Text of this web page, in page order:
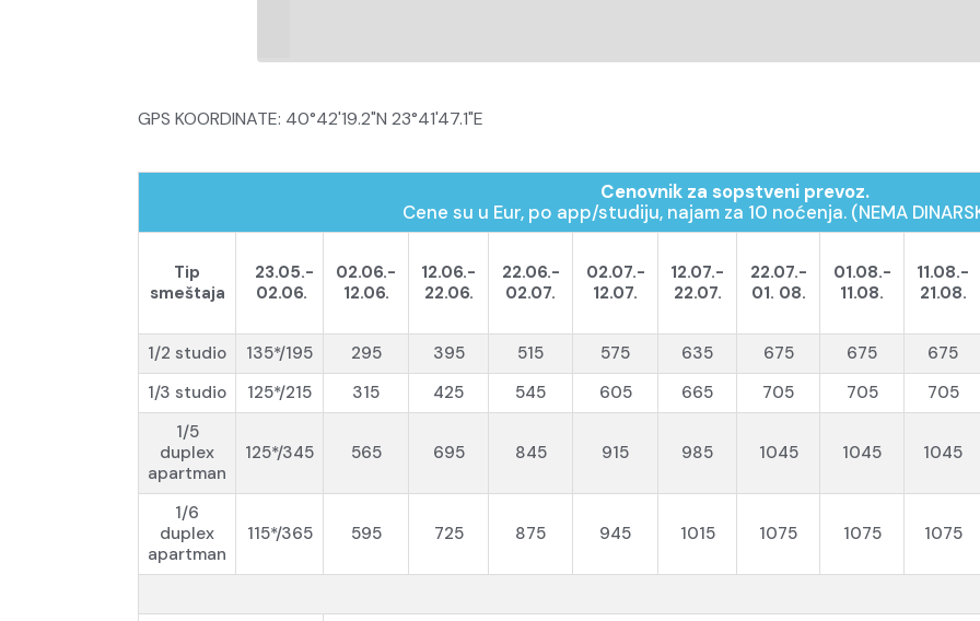
GPS KOORDINATE: 40°42'19.2"N 23°41'47.1"E
Cenovnik za sopstveni prevoz.
Cene su u Eur, po app/studiju, najam za 10 noćenja. (NEMA
Tip
smeštaja
23.05.-
02.06.
02.06.-
12.06.
12.06.-
22.06.
22.06.-
02.07.
02.07.-
12.07.
12.07.-
22.07.
22.07.-
01. 08.
01.08.-
11.08.
11.08.-
21.08.
1/2 studio 135*/195 295 395 515 575 635 675 675 675
1/3 studio
125*/215 315 425 545 605 665 705 705 705
1/5
duplex
apartman
125*/345 565 695 845 915 985 1045 1045 1045
1/6
duplex
apartman
115*/365 595 725 875 945 1015 1075 1075 1075